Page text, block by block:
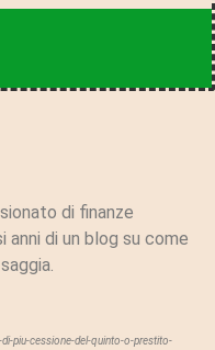
di finanze
di un blog su come
piu-cessione-del-quinto-o-prestito-